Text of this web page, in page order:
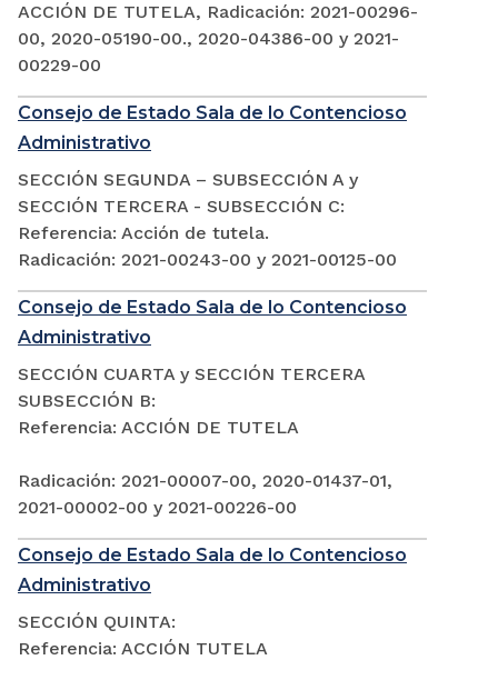
ACCIÓN DE TUTELA, Radicación: 2021-00296-
00, 2020-05190-00., 2020-04386-00 y 2021-
00229-00
Consejo de Estado Sala de lo Contencioso
Administrativo
SECCIÓN SEGUNDA – SUBSECCIÓN A y
SECCIÓN TERCERA - SUBSECCIÓN C:
Referencia: Acción de tutela.
Radicación: 2021-00243-00 y 2021-00125-00
Consejo de Estado Sala de lo Contencioso
Administrativo
SECCIÓN CUARTA y SECCIÓN TERCERA
SUBSECCIÓN B:
Referencia: ACCIÓN DE TUTELA
Radicación: 2021-00007-00, 2020-01437-01,
2021-00002-00 y 2021-00226-00
Consejo de Estado Sala de lo Contencioso
Administrativo
SECCIÓN QUINTA:
Referencia: ACCIÓN TUTELA